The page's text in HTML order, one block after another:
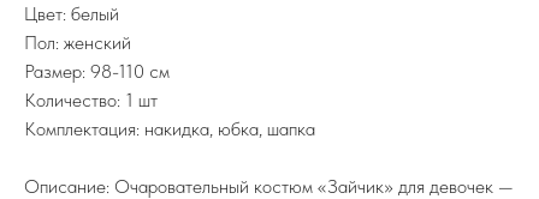
Цвет: белый
Пол: женский
Размер: 98-110 см
Количество: 1 шт
Комплектация: накидка, юбка, шапка
Описание: Очаровательный костюм «Зайчик» для девочек —